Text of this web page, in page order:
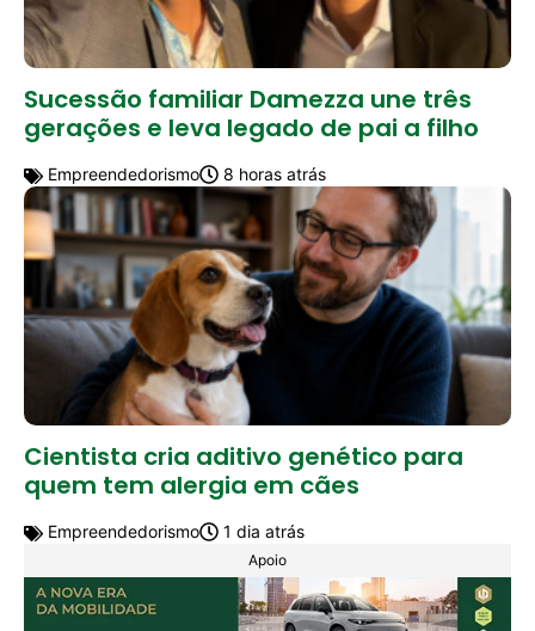
Sucessão familiar Damezza une três
gerações e leva legado de pai a filho
Empreendedorismo 8 horas atrás
Cientista cria aditivo genético para
quem tem alergia em cães
Empreendedorismo 1 dia atrás
Apoio